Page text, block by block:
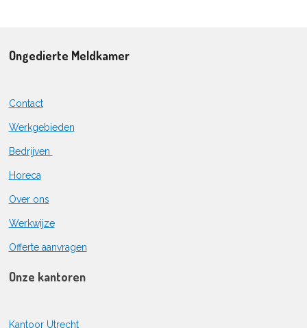
Ongedierte Meldkamer
Contact
Werkgebieden
Bedrijven
Horeca
Over ons
Werkwijze
Offerte aanvragen
Onze kantoren
Kantoor Utrecht